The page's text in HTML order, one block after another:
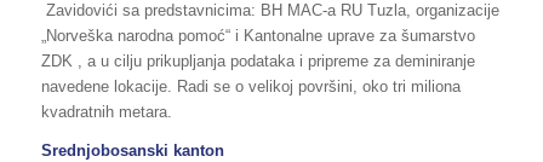
Zavidovići sa predstavnicima: BH MAC-a RU Tuzla, organizacije
„Norveška narodna pomoć“ i Kantonalne uprave za šumarstvo
ZDK , a u cilju prikupljanja podataka i pripreme za deminiranje
navedene lokacije. Radi se o velikoj površini, oko tri miliona
kvadratnih metara.
Srednjobosanski kanton